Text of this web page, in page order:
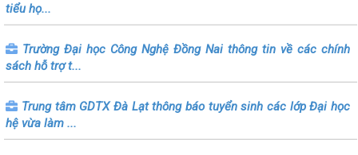
tiểu họ...
Trường Đại học Công Nghệ Đồng Nai thông tin về các chính
sách hỗ trợ t...
Trung tâm GDTX Đà Lạt thông báo tuyển sinh các lớp Đại học
hệ vừa làm ...